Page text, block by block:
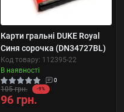
Карти гральні DUKE Royal
Синя сорочка (DN34727BL)
Код товару: 112395-22
В наявності
0
105 грн. -9%
96 грн.